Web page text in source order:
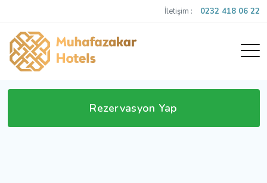
İletişim : 0232 418 06 22
Rezervasyon Yap